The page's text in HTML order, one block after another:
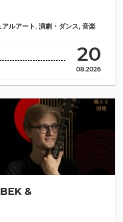
20
08.2026
アルアート, 演劇・ダンス, 音楽
&